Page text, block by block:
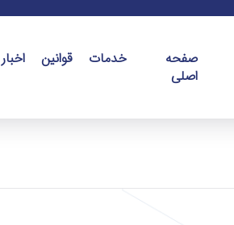
صفحه
اصلی
خدمات قوانین اخبار